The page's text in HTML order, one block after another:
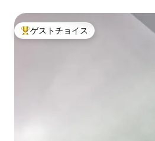
大好評のゲストチョイスです。
ゲストチョイス